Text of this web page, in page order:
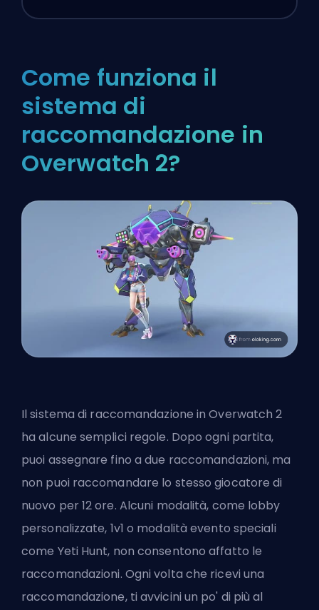
Come funziona il
sistema di
raccomandazione in
Overwatch 2?
Il sistema di raccomandazione in Overwatch 2
ha alcune semplici regole. Dopo ogni partita,
puoi assegnare fino a due raccomandazioni, ma
non puoi raccomandare lo stesso giocatore di
nuovo per 12 ore. Alcuni modalità, come lobby
personalizzate, 1v1 o modalità evento speciali
come Yeti Hunt, non consentono affatto le
raccomandazioni. Ogni volta che ricevi una
raccomandazione, ti avvicini un po' di più al